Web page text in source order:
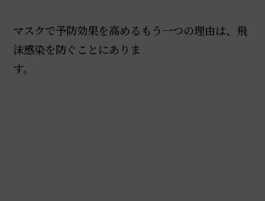
マスクで予防効果を高めるもう一つの理由は、飛
沫感染を防ぐことにありま
す。